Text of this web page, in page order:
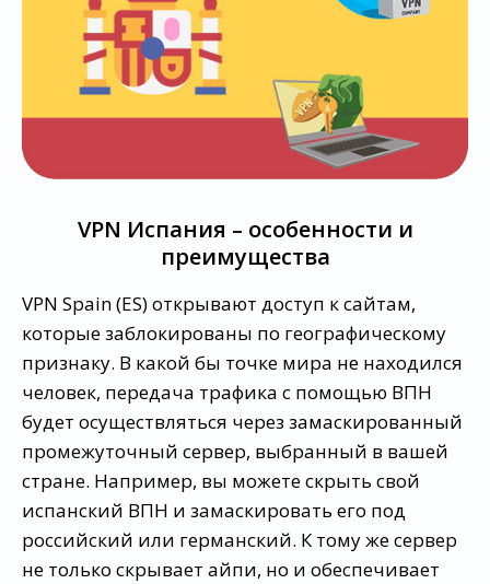
VPN Испания – особенности и
преимущества
VPN Spain (ES) открывают доступ к сайтам,
которые заблокированы по географическому
признаку. В какой бы точке мира не находился
человек, передача трафика с помощью ВПН
будет осуществляться через замаскированный
промежуточный сервер, выбранный в вашей
стране. Например, вы можете скрыть свой
испанский ВПН и замаскировать его под
российский или германский. К тому же сервер
не только скрывает айпи, но и обеспечивает